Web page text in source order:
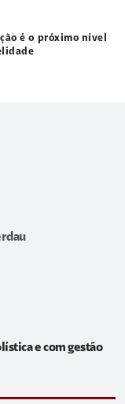
é o próximo nível
e com gestão